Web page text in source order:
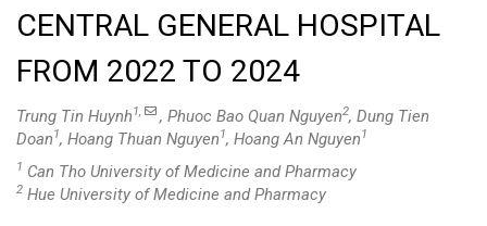
CENTRAL GENERAL HOSPITAL
FROM 2022 TO 2024
Trung Tin Huynh1, , Phuoc Bao Quan Nguyen2, Dung Tien
Doan1, Hoang Thuan Nguyen1, Hoang An Nguyen1
1 Can Tho University of Medicine and Pharmacy
2 Hue University of Medicine and Pharmacy